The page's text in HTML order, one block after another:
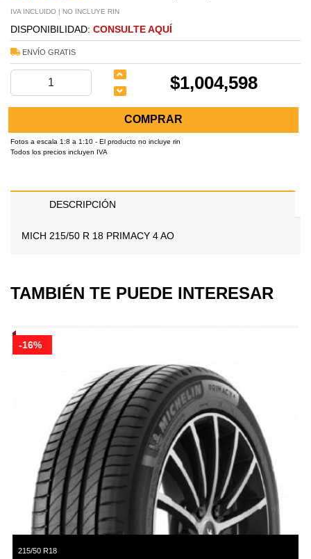
IVA INCLUIDO | NO INCLUYE RIN
DISPONIBILIDAD: CONSULTE AQUÍ
ENVÍO GRATIS
$1,004,598
COMPRAR
Fotos a escala 1:8 a 1:10 - El producto no incluye rin
Todos los precios incluyen IVA
DESCRIPCIÓN
MICH 215/50 R 18 PRIMACY 4 AO
TAMBIÉN TE PUEDE INTERESAR
-16%
215/50 R18